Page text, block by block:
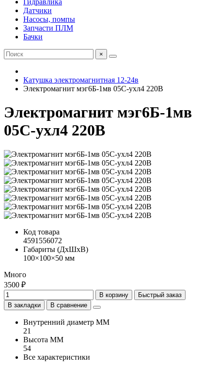
Гидравлика
Датчики
Насосы, помпы
Запчасти ПЛМ
Бачки
×
Катушка электромагнитная 12-24в
Электромагнит мэг6Б-1мв 05С-ухл4 220В
Электромагнит мэг6Б-1мв
05С-ухл4 220В
Код товара
4591556072
Габариты (ДхШхВ)
100×100×50 мм
Много
3500 ₽
В корзину
Быстрый заказ
В закладки
В сравнение
Внутренний диаметр ММ
21
Высота ММ
54
Все характеристики